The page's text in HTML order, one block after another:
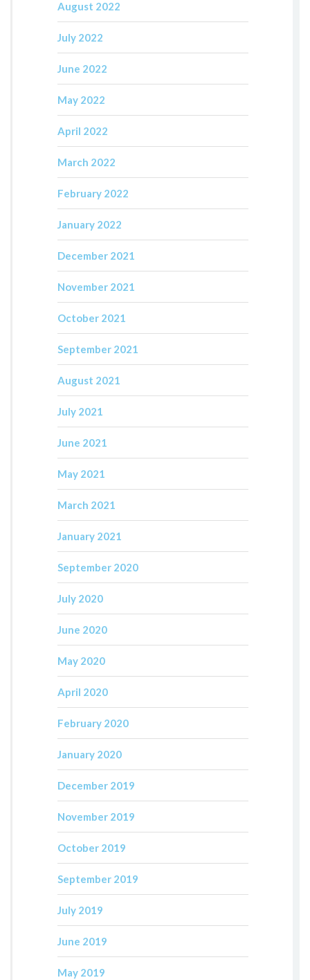
August 2022
July 2022
June 2022
May 2022
April 2022
March 2022
February 2022
January 2022
December 2021
November 2021
October 2021
September 2021
August 2021
July 2021
June 2021
May 2021
March 2021
January 2021
September 2020
July 2020
June 2020
May 2020
April 2020
February 2020
January 2020
December 2019
November 2019
October 2019
September 2019
July 2019
June 2019
May 2019